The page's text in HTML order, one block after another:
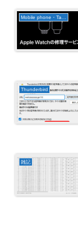
Thunderbird
雑記